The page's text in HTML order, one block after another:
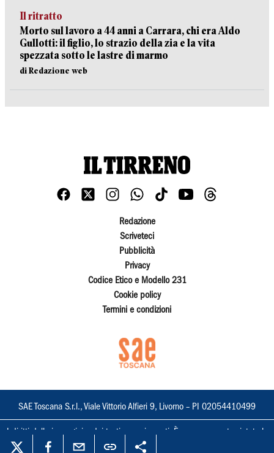
Il ritratto
Morto sul lavoro a 44 anni a Carrara, chi era Aldo
Gullotti: il figlio, lo strazio della zia e la vita
spezzata sotto le lastre di marmo
di Redazione web
Redazione
Scriveteci
Pubblicità
Privacy
Codice Etico e Modello 231
Cookie policy
Termini e condizioni
SAE Toscana S.r.l., Viale Vittorio Alfieri 9, Livorno – PI 02054410499
I diritti delle immagini e dei testi sono riservati. È espressamente vietata la
loro riproduzione con qualsiasi mezzo e l'adattamento totale o parziale.